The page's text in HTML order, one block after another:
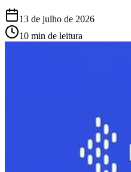
13 de julho de 2026
10 min de leitura